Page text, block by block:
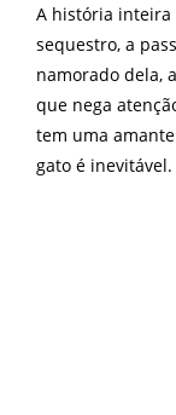
A história inteira
sequestro, a
namorado dela,
que nega
tem uma
gato é inevitável.